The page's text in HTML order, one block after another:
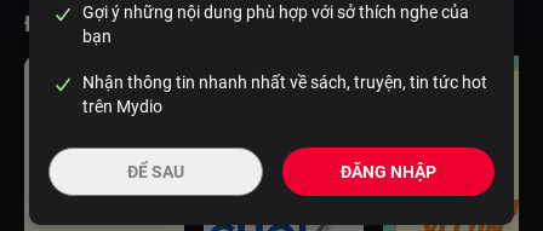
Gợi ý những nội dung phù hợp với sở thích nghe của
bạn
Nhận thông tin nhanh nhất về sách, truyện, tin tức hot
trên Mydio
ĐỂ SAU ĐĂNG NHẬP
Đầu sách tương tự